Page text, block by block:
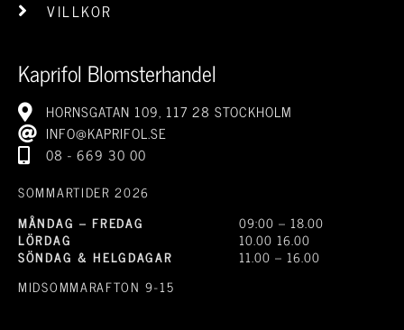
VILLKOR
Kaprifol Blomsterhandel
HORNSGATAN 109, 117 28 STOCKHOLM
INFO@KAPRIFOL.SE
08 - 669 30 00
SOMMARTIDER 2026
MÅNDAG – FREDAG
LÖRDAG
SÖNDAG & HELGDAGAR
MIDSOMMARAFTON 9-15
09:00 – 18.00
10.00 16.00
11.00 – 16.00